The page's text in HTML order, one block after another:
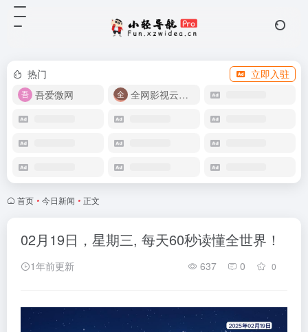
热门
立即入驻
吾爱微网
全网影视云盘资源
首页 • 今日新闻 • 正文
02月19日，星期三, 每天60秒读懂全世界！
1年前更新 637 0 0